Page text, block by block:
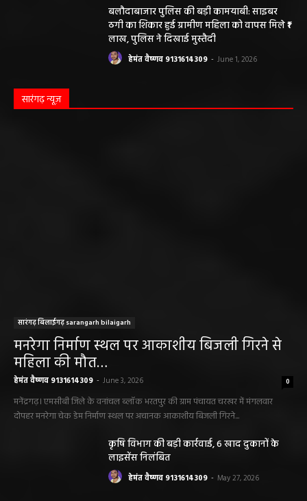
बलौदाबाजार पुलिस की बड़ी कामयाबी: साइबर
ठगी का शिकार हुई ग्रामीण महिला को वापस मिले ₹1
लाख, पुलिस ने दिखाई मुस्तैदी
हेमंत वैष्णव 9131614309 - June 1, 2026
सारंगढ़ न्यूज़
सारंगढ़ बिलाईगढ़ sarangarh bilaigarh
मनरेगा निर्माण स्थल पर आकाशीय बिजली गिरने से
महिला की मौत…
हेमंत वैष्णव 9131614309 - June 3, 2026 0
मनेंद्रगढ़। एमसीबी जिले के वनांचल ब्लॉक भरतपुर की ग्राम पंचायत चरखर में मंगलवार
दोपहर मनरेगा चेक डेम निर्माण स्थल पर अचानक आकाशीय बिजली गिरने...
कृषि विभाग की बड़ी कार्रवाई, 6 खाद दुकानों के
लाइसेंस निलंबित
हेमंत वैष्णव 9131614309 - May 27, 2026